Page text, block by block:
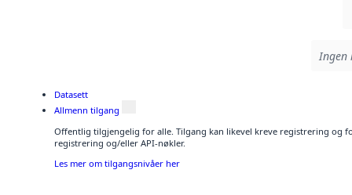
Ingen
Datasett
Allmenn tilgang
Offentlig tilgjengelig for alle. Tilgang kan likevel kreve registrering og
registrering og/eller API-nøkler.
Les mer om tilgangsnivåer her